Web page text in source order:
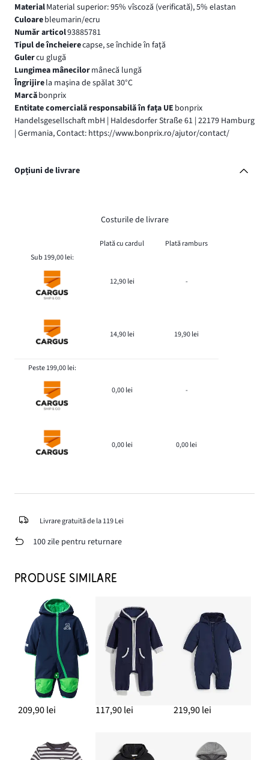
MaterialMaterial superior: 95% vîscoză (verificată), 5% elastan
Culoarebleumarin/ecru
Număr articol93885781
Tipul de încheierecapse, se închide în faţă
Gulercu glugă
Lungimea mânecilormânecă lungă
Îngrijirela maşina de spălat 30°C
Marcăbonprix
Entitate comercială responsabilă în fața UE bonprix
Handelsgesellschaft mbH | Haldesdorfer Straße 61 | 22179 Hamburg
| Germania, Contact: https://www.bonprix.ro/ajutor/contact/
Opțiuni de livrare
Costurile de livrare
Plată cu cardul
Plată ramburs
Sub 199,00 lei:
12,90 lei -
14,90 lei 19,90 lei
Peste 199,00 lei:
0,00 lei -
0,00 lei 0,00 lei
Livrare gratuită de la 119 Lei
100 zile pentru returnare
PRODUSE SIMILARE
209,90 lei 117,90 lei 219,90 lei